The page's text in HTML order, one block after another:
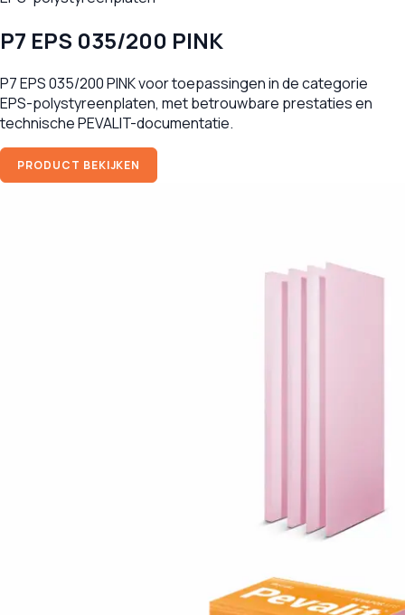
P7 EPS 035/200 PINK
P7 EPS 035/200 PINK voor toepassingen in de categorie
EPS-polystyreenplaten, met betrouwbare prestaties en
technische PEVALIT-documentatie.
PRODUCT BEKIJKEN